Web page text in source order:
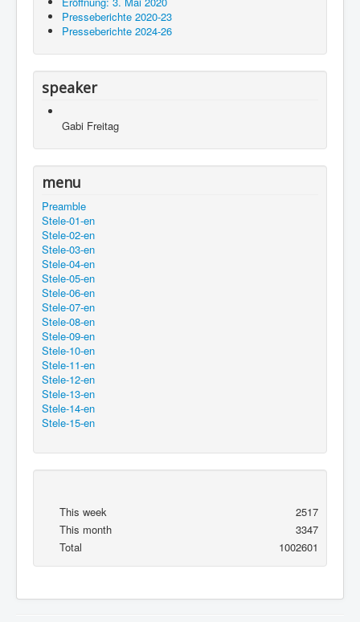
Presseberichte 2020-23
Presseberichte 2024-26
speaker
Gabi Freitag
menu
Preamble
Stele-01-en
Stele-02-en
Stele-03-en
Stele-04-en
Stele-05-en
Stele-06-en
Stele-07-en
Stele-08-en
Stele-09-en
Stele-10-en
Stele-11-en
Stele-12-en
Stele-13-en
Stele-14-en
Stele-15-en
This week
2517
This month
3347
Total
1002601